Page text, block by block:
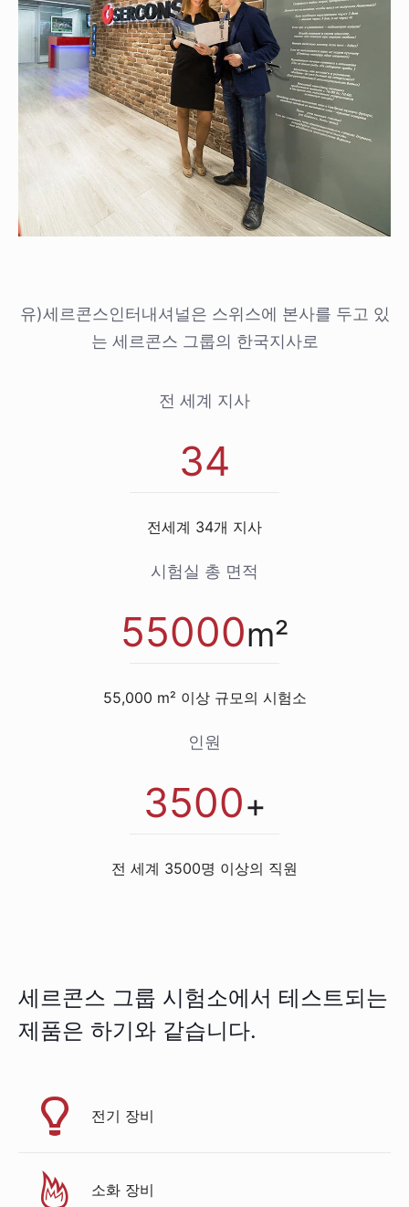
유)세르콘스인터내셔널은 스위스에 본사를 두고 있
는 세르콘스 그룹의 한국지사로
전 세계 지사
34
전세계 34개 지사
시험실 총 면적
55000m²
55,000 m² 이상 규모의 시험소
인원
3500+
전 세계 3500명 이상의 직원
세르콘스 그룹 시험소에서 테스트되는
제품은 하기와 같습니다.
전기 장비
소화 장비